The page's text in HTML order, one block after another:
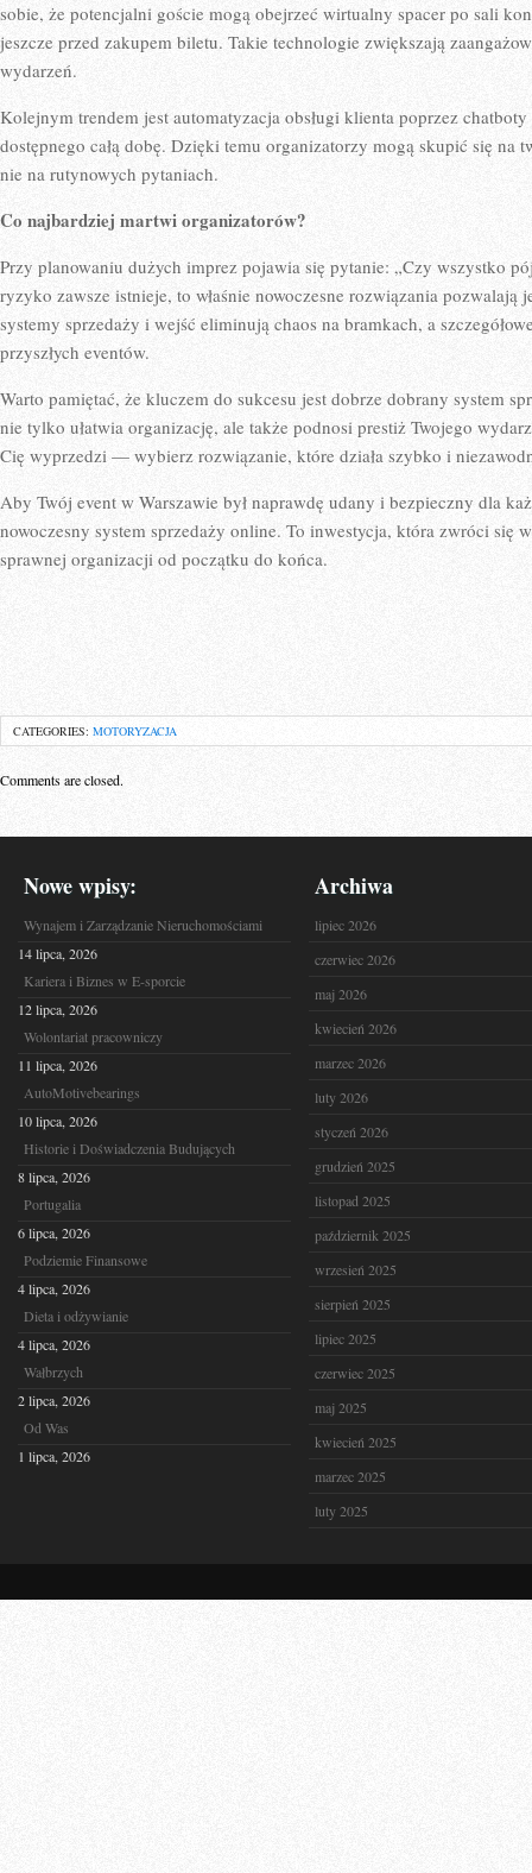
sobie, że potencjalni goście mogą obejrzeć wirtualny spacer po sali
jeszcze przed zakupem biletu. Takie technologie zwiększają
wydarzeń.
Kolejnym trendem jest automatyzacja obsługi klienta poprzez
dostępnego całą dobę. Dzięki temu organizatorzy mogą skupić się na
nie na rutynowych pytaniach.
Co najbardziej martwi organizatorów?
Przy planowaniu dużych imprez pojawia się pytanie: „Czy wszystko
ryzyko zawsze istnieje, to właśnie nowoczesne rozwiązania
systemy sprzedaży i wejść eliminują chaos na bramkach, a
przyszłych eventów.
Warto pamiętać, że kluczem do sukcesu jest dobrze dobrany system
nie tylko ułatwia organizację, ale także podnosi prestiż Twojego
Cię wyprzedzi — wybierz rozwiązanie, które działa szybko i
Aby Twój event w Warszawie był naprawdę udany i bezpieczny dla
nowoczesny system sprzedaży online. To inwestycja, która zwróci się
sprawnej organizacji od początku do końca.
CATEGORIES: MOTORYZACJA
Comments are closed.
Nowe wpisy:
Wynajem i Zarządzanie Nieruchomościami
14 lipca, 2026
Kariera i Biznes w E-sporcie
12 lipca, 2026
Wolontariat pracowniczy
11 lipca, 2026
AutoMotivebearings
10 lipca, 2026
Historie i Doświadczenia Budujących
8 lipca, 2026
Portugalia
6 lipca, 2026
Podziemie Finansowe
4 lipca, 2026
Dieta i odżywianie
4 lipca, 2026
Wałbrzych
2 lipca, 2026
Od Was
1 lipca, 2026
Archiwa
lipiec 2026
czerwiec 2026
maj 2026
kwiecień 2026
marzec 2026
luty 2026
styczeń 2026
grudzień 2025
listopad 2025
październik 2025
wrzesień 2025
sierpień 2025
lipiec 2025
czerwiec 2025
maj 2025
kwiecień 2025
marzec 2025
luty 2025